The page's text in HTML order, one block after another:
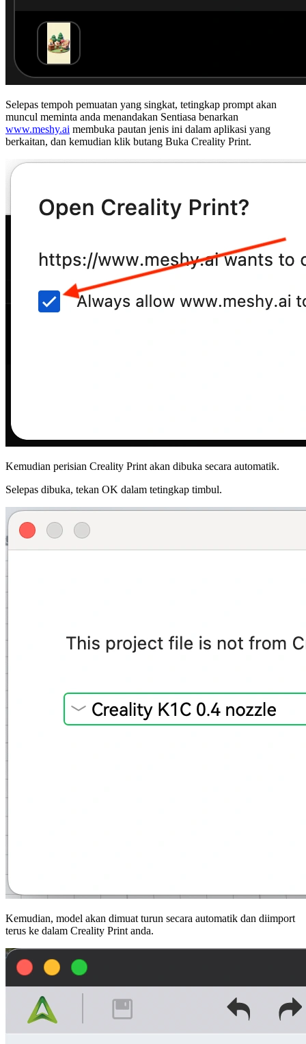
Selepas tempoh pemuatan yang singkat, tetingkap prompt akan
muncul meminta anda menandakan Sentiasa benarkan
www.meshy.ai membuka pautan jenis ini dalam aplikasi yang
berkaitan, dan kemudian klik butang Buka Creality Print.
Kemudian perisian Creality Print akan dibuka secara automatik.
Selepas dibuka, tekan OK dalam tetingkap timbul.
Kemudian, model akan dimuat turun secara automatik dan diimport
terus ke dalam Creality Print anda.